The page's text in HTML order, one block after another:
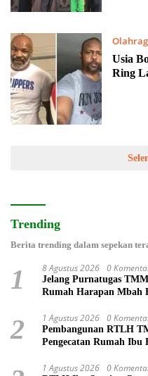
Usia
Ring
Trending
Berita trending dalam sepekan
1 8 Agustus 2026 0
Jelang Purnatugas
Rumah Harapan Mbah
2 1 Agustus 2026 0
Pembangunan RTLH
Pengecatan Rumah Ibu
1 Agustus 2026 0